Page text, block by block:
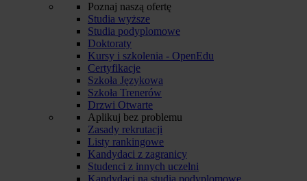
Poznaj naszą ofertę
Studia wyższe
Studia podyplomowe
Doktoraty
Kursy i szkolenia - OpenEdu
Certyfikacje
Szkoła Językowa
Szkoła Trenerów
Drzwi Otwarte
Aplikuj bez problemu
Zasady rekrutacji
Listy rankingowe
Kandydaci z zagranicy
Studenci z innych uczelni